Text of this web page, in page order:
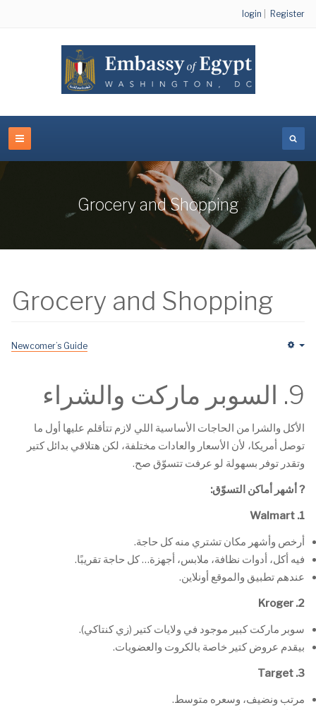
login Register
Grocery and Shopping
Grocery and Shopping
Newcomer’s Guide
9. السوبر ماركت والشراء
الأكل والشرا من الحاجات الأساسية اللي لازم تتأقلم عليها أول ما
توصل أمريكا، لأن الأسعار والعادات مختلفة، لكن هتلاقي بدائل كتير
وتقدر توفر بسهولة لو عرفت تتسوّق صح.
? أشهر أماكن التسوّق:
1. Walmart
أرخص وأشهر مكان تشتري منه كل حاجة.
فيه أكل، أدوات نظافة، ملابس، أجهزة… كل حاجة تقريبًا.
عندهم تطبيق والموقع أونلاين.
2. Kroger
سوبر ماركت كبير موجود في ولايات كتير (زي كنتاكي).
بيقدم عروض كتير خاصة بالكروت والعضويات.
3. Target
مرتب ونضيف، وسعره متوسط.